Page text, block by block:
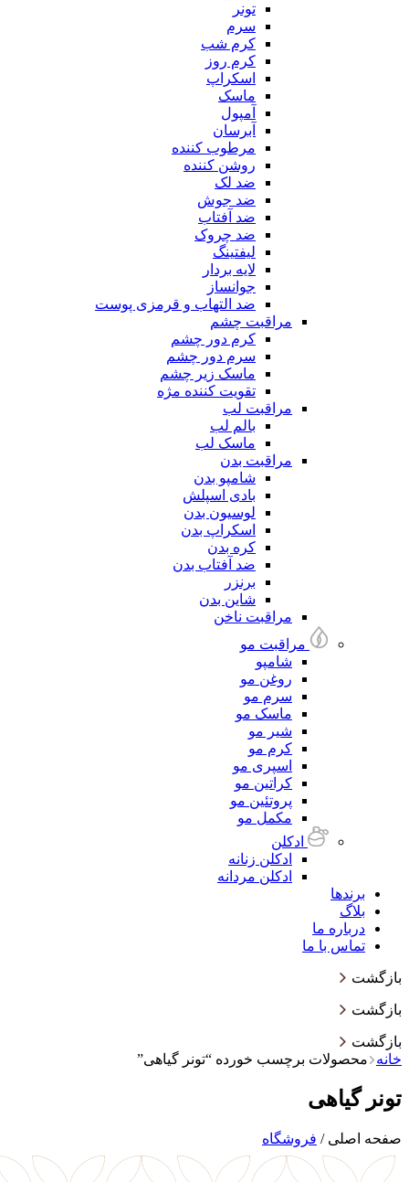
تونر
سرم
کرم شب
کرم روز
اسکراپ
ماسک
آمپول
آبرسان
مرطوب کننده
روشن کننده
ضد لک
ضد جوش
ضد آفتاب
ضد چروک
لیفتینگ
لایه بردار
جوانساز
ضد التهاب و قرمزی پوست
مراقبت چشم
کرم دور چشم
سرم دور چشم
ماسک زیر چشم
تقویت کننده مژه
مراقبت لب
بالم لب
ماسک لب
مراقبت بدن
شامپو بدن
بادی اسپلش
لوسیون بدن
اسکراپ بدن
کره بدن
ضد آفتاب بدن
برنزر
شاین بدن
مراقبت ناخن
مراقبت مو
شامپو
روغن مو
سرم مو
ماسک مو
شیر مو
کرم مو
اسپری مو
کراتین مو
پروتئین مو
مکمل مو
ادکلن
ادکلن زنانه
ادکلن مردانه
برندها
بلاگ
درباره ما
تماس با ما
بازگشت
بازگشت
بازگشت
خانه
محصولات برچسب خورده “تونر گیاهی”
تونر گیاهی
صفحه اصلی / فروشگاه